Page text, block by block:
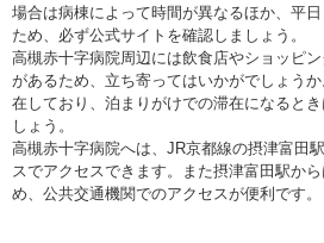
場合は病棟によって時間が異なるほか、平
ため、必ず公式サイトを確認しましょう。
高槻赤十字病院周辺には飲食店やショッピ
があるため、立ち寄ってはいかがでしょう
在しており、泊まりがけでの滞在になると
しょう。
高槻赤十字病院へは、JR京都線の摂津富田
スでアクセスできます。また摂津富田駅か
め、公共交通機関でのアクセスが便利です。